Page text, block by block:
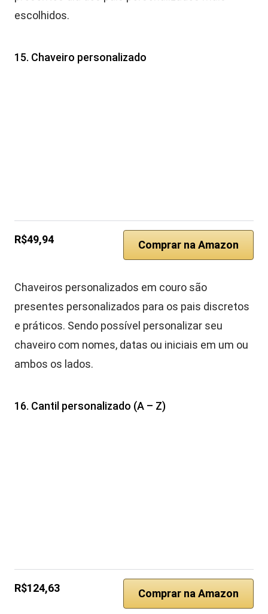
escolhidos.
15. Chaveiro personalizado
R$49,94 Comprar na Amazon
Chaveiros personalizados em couro são
presentes personalizados para os pais discretos
e práticos. Sendo possível personalizar seu
chaveiro com nomes, datas ou iniciais em um ou
ambos os lados.
16. Cantil personalizado (A – Z)
R$124,63 Comprar na Amazon